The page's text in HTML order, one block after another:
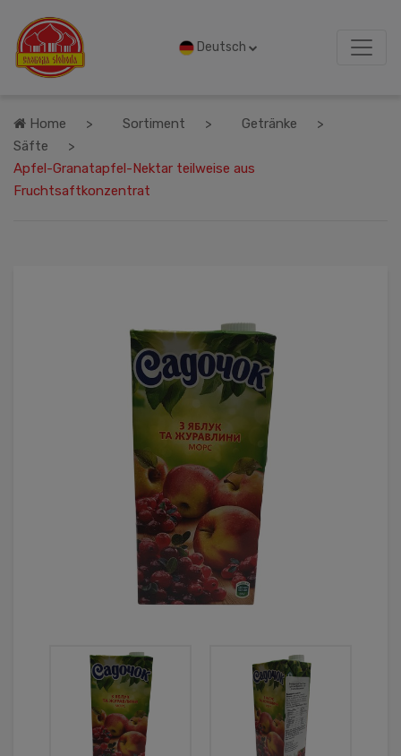
Deutsch
Home Sortiment
Getränke
Säfte
Apfel-Granatapfel-Nektar teilweise aus
Fruchtsaftkonzentrat